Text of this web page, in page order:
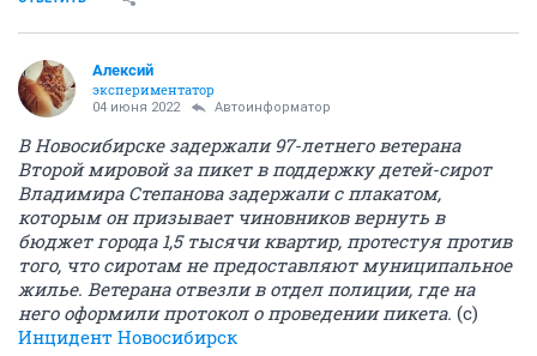
Алексий
экспериментатор
04 июня 2022 Автоинформатор
В Новосибирске задержали 97-летнего ветерана
Второй мировой за пикет в поддержку детей-сирот
Владимира Степанова задержали с плакатом,
которым он призывает чиновников вернуть в
бюджет города 1,5 тысячи квартир, протестуя против
того, что сиротам не предоставляют муниципальное
жилье. Ветерана отвезли в отдел полиции, где на
него оформили протокол о проведении пикета. (с)
Инцидент Новосибирск